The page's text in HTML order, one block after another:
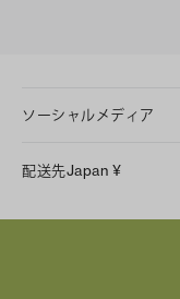
ソーシャルメディア
Facebook
配送先Japan ¥